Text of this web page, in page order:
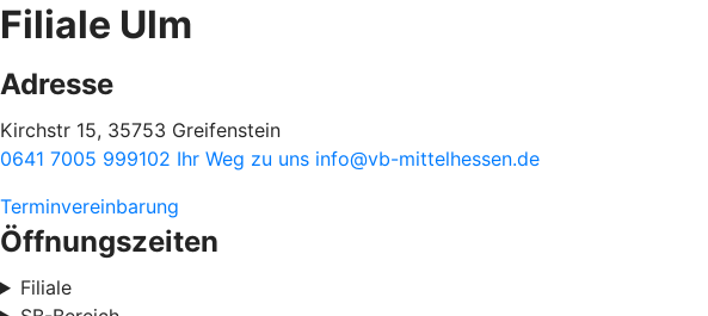
Filiale Ulm
Adresse
Kirchstr 15, 35753 Greifenstein
0641 7005 999102 Ihr Weg zu uns info@vb-mittelhessen.de
Terminvereinbarung
Öffnungszeiten
Filiale